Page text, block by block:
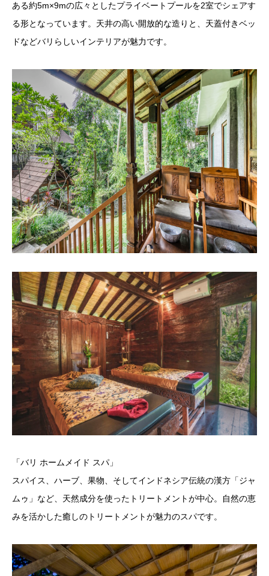
ある約5m×9mの広々としたプライベートプールを2室でシェアす
る形となっています。天井の高い開放的な造りと、天蓋付きベッ
ドなどバリらしいインテリアが魅力です。
「バリ ホームメイド スパ」
スパイス、ハーブ、果物、そしてインドネシア伝統の漢方「ジャ
ムゥ」など、天然成分を使ったトリートメントが中心。自然の恵
みを活かした癒しのトリートメントが魅力のスパです。